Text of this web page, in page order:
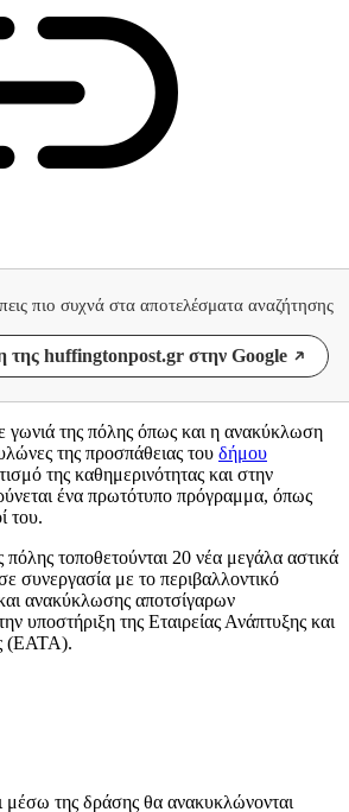
πιο συχνά στα αποτελέσματα αναζήτησης
της huffingtonpost.gr στην Google
γωνιά της πόλης όπως και η ανακύκλωση
της προσπάθειας του δήμου
της καθημερινότητας και στην
ένα πρωτότυπο πρόγραμμα, όπως
του.
πόλης τοποθετούνται 20 νέα μεγάλα αστικά
συνεργασία με το περιβαλλοντικό
ανακύκλωσης αποτσίγαρων
υποστήριξη της Εταιρείας Ανάπτυξης και
(ΕΑΤΑ).
μέσω της δράσης θα ανακυκλώνονται